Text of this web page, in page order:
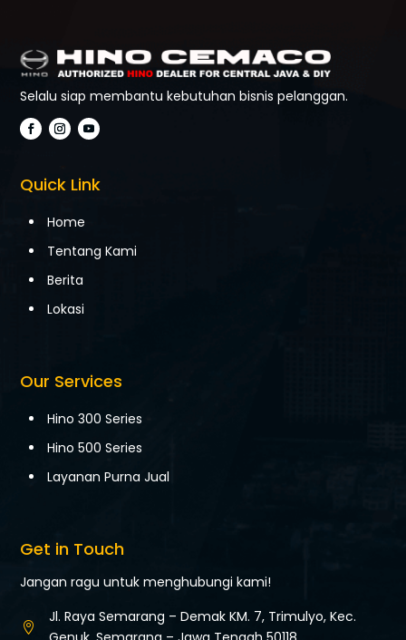
Selalu siap membantu kebutuhan bisnis pelanggan.
Quick Link
Home
Tentang Kami
Berita
Lokasi
Our Services
Hino 300 Series
Hino 500 Series
Layanan Purna Jual
Get in Touch
Jangan ragu untuk menghubungi kami!

Jl. Raya Semarang – Demak KM. 7, Trimulyo, Kec.